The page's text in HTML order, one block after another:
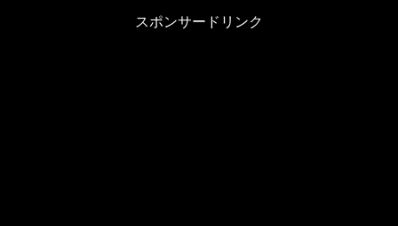
スポンサードリンク